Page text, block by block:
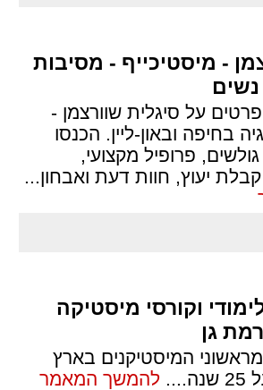
- מיסטיכייף - מסיבות
נשים
על סיגלית שוורצמן -
בחיפה ובאון-ליין. הכנסו
פרופיל מקצועי,
יעוץ, חוות דעת ואבחון...
וקורסי מיסטיקה
גן
מראשוני המיסטיקנים בארץ
... להמשך המאמר